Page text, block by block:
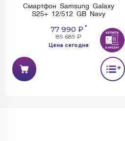
Смартфон Samsung Galaxy
S25+ 12/512 GB Navy
77 990 ₽*
89 689 ₽
Цена сегодня